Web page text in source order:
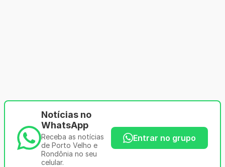
Notícias no
WhatsApp
Receba as notícias
de Porto Velho e
Rondônia no seu
celular.
Entrar no grupo